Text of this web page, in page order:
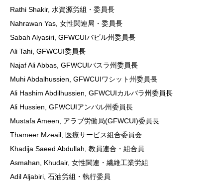
Rathi Shakir, 水資源労組・委員長
Nahrawan Yas, 女性関連局・委員長
Sabah Alyasiri, GFWCUIバビル州委員長
Ali Tahi, GFWCUI委員長
Najaf Ali Abbas, GFWCUIバスラ州委員長
Muhi Abdalhussien, GFWCUIワシット州委員長
Ali Hashim Abdilhussien, GFWCUIカルバラ州委員長
Ali Hussien, GFWCUIアンバル州委員長
Mustafa Ameen, アラブ労働局(GFWCUI)委員長
Thameer Mzeail, 医療サービス組合委員会
Khadija Saeed Abdullah, 教員連合・組合員
Asmahan, Khudair, 女性関連・繊維工業労組
Adil Aljabiri, 石油労組・執行委員